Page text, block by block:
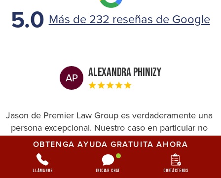
5.0 Más de 232 reseñas de Google
AP Alexandra Phinizy
Jason de Premier Law Group es verdaderamente una
persona excepcional. Nuestro caso en particular no
era algo que su firma suele ver, pero estuvieron más
que dispuestos a ayudarnos y brindarnos toda la
información que tenían disponible. No puedo
OBTENGA AYUDA GRATUITA AHORA
Llámanos Iniciar chat Contáctenos